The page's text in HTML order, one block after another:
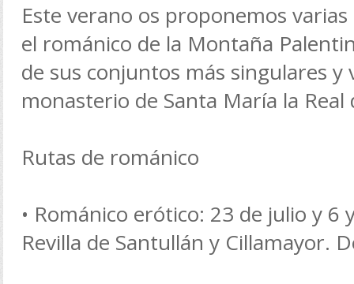
Este verano os proponemos
el románico de la Montaña
de sus conjuntos más singulares y
monasterio de Santa María la
Rutas de románico
• Románico erótico: 23 de julio y 6
Revilla de Santullán y Cillamayor.